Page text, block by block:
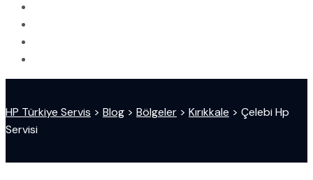
HP Türkiye Servis > Blog > Bölgeler > Kırıkkale > Çelebi Hp
Servisi